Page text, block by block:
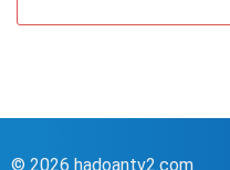
© 2026 hadoantv2.com